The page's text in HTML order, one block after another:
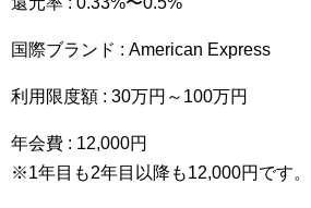
国際ブランド : American Express
利用限度額 : 30万円～100万円
年会費 : 12,000円
※1年目も2年目以降も12,000円です。